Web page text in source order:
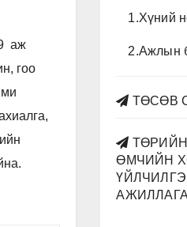
аж
гоо
1.Хүний
2.Ажлын
ТӨСӨВ
ӨМЧИЙН